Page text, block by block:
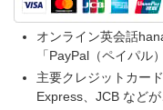
オンライン英会話
「PayPal（ペイパル
主要クレジットカー
Express、JCB など